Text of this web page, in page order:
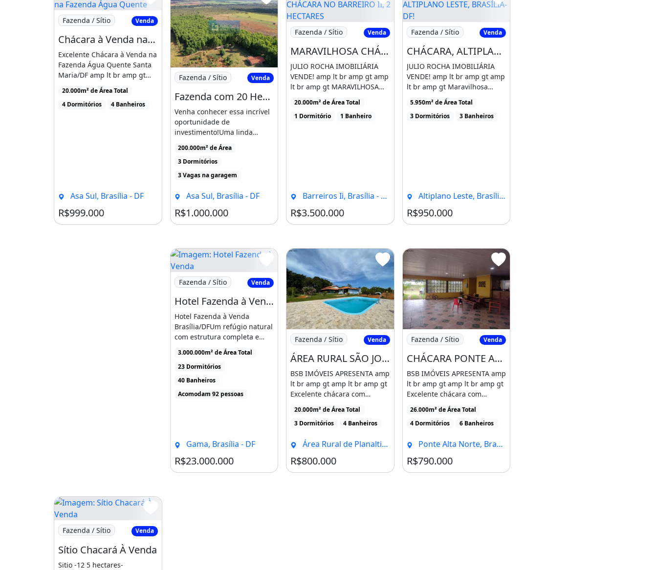
fazenda e viver em harmonia com a natureza.
Entre em contato conosco e agende uma visita para conhecer de
perto todos os detalhes desse paraíso no campo. A sua fazenda
dos sonhos está te esperando!
Churrasqueira Piscina
Imagem: Chácara à Venda na Fazenda Água Quente
Fazenda / Sítio Venda
Chácara à Venda na Fazenda Água Quente Santa Maria/DF
Excelente Chácara à Venda na
Fazenda Água Quente Santa
Maria/DF amp lt br amp gt
Área total 20.000m² [...]
20.000m² de Área Total
4 Dormitórios
4 Banheiros
Asa Sul, Brasília - DF
R$999.000
Imagem: Fazenda com 20 Hectares com Casa Sede de
Fazenda / Sítio Venda
Fazenda com 20 Hectares com Casa Sede de 3 Dormitórios no Distrito Federal
Venha conhecer essa incrível
oportunidade de
investimento!Uma linda
fazenda com 3 quartos, sendo
1 [...]
200.000m² de Área
3 Dormitórios
3 Vagas na garagem
Asa Sul, Brasília - DF
R$1.000.000
Imagem: MARAVILHOSA CHÁCARA NO BARREIRO II, 2 HECTARES
Fazenda / Sítio Venda
MARAVILHOSA CHÁCARA NO BARREIRO II, 2 HECTARES DE ÁREA TOTAL!
JULIO ROCHA IMOBILIÁRIA
VENDE! amp lt br amp gt amp
lt br amp gt MARAVILHOSA
CHÁCARA NO BARREIRO [...]
20.000m² de Área Total
1 Dormitório
1 Banheiro
Barreiros Ii, Brasília - DF
R$3.500.000
Imagem: CHÁCARA, ALTIPLANO LESTE, BRASÍLIA-DF!
Fazenda / Sítio Venda
CHÁCARA, ALTIPLANO LESTE, BRASÍLIA-DF! UMA VISTA ESPETACULAR!
JULIO ROCHA IMOBILIÁRIA
VENDE! amp lt br amp gt amp
lt br amp gt Maravilhosa
chácara no Altiplano [...]
5.950m² de Área Total
3 Dormitórios
3 Banheiros
Altiplano Leste, Brasília - DF
R$950.000
Imagem: Hotel Fazenda à Venda
Fazenda / Sítio Venda
Hotel Fazenda à Venda
Hotel Fazenda à Venda
Brasília/DFUm refúgio natural
com estrutura completa e
grande potencial de [...]
3.000.000m² de Área Total
23 Dormitórios
40 Banheiros
Acomodam 92 pessoas
Gama, Brasília - DF
R$23.000.000
Imagem: ÁREA RURAL SÃO JOSÉ PLANALTINA/ 20.000M²/
Fazenda / Sítio Venda
ÁREA RURAL SÃO JOSÉ PLANALTINA/ 20.000M²/ PRUDUZINDO MANDIOCA, TANQUE DE PEIXES E
BSB IMÓVEIS APRESENTA amp
lt br amp gt amp lt br amp gt
Excelente chácara com
infraestrutura completa, [...]
20.000m² de Área Total
3 Dormitórios
4 Banheiros
Área Rural de Planaltina, Brasília - DF
R$800.000
Imagem: CHÁCARA PONTE ALTA AO LADO DA EMBRAPA /
Fazenda / Sítio Venda
CHÁCARA PONTE ALTA AO LADO DA EMBRAPA / 2,6 HECTARES / MUITA ÁGUA / ENERGIA SOLAR
BSB IMÓVEIS APRESENTA amp
lt br amp gt amp lt br amp gt
Excelente chácara com
26.000m² (2,6 hectares), [...]
26.000m² de Área Total
4 Dormitórios
6 Banheiros
Ponte Alta Norte, Brasília - DF
R$790.000
Imagem: Sítio Chacará À Venda
Fazenda / Sítio Venda
Sítio Chacará À Venda
Sitio -12 5 hectares-